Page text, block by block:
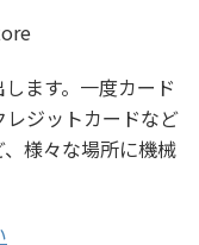
ます。一度カード
ジットカードなど
様々な場所に機械